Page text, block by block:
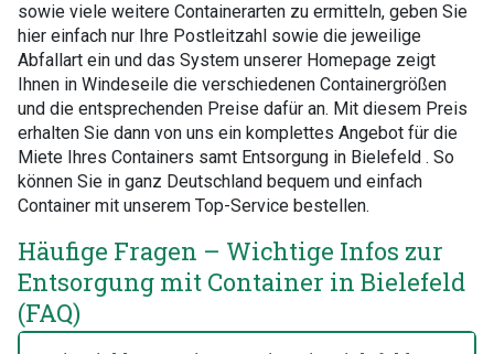
sowie viele weitere Containerarten zu ermitteln, geben Sie
hier einfach nur Ihre Postleitzahl sowie die jeweilige
Abfallart ein und das System unserer Homepage zeigt
Ihnen in Windeseile die verschiedenen Containergrößen
und die entsprechenden Preise dafür an. Mit diesem Preis
erhalten Sie dann von uns ein komplettes Angebot für die
Miete Ihres Containers samt Entsorgung in Bielefeld . So
können Sie in ganz Deutschland bequem und einfach
Container mit unserem Top-Service bestellen.
Häufige Fragen – Wichtige Infos zur
Entsorgung mit Container in Bielefeld
(FAQ)